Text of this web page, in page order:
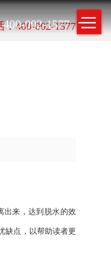
400-002-1577
400-002-1577
出来，达到脱水的效
缺点，以帮助读者更